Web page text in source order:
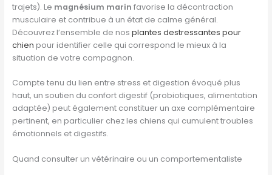
trajets). Le magnésium marin favorise la décontraction
musculaire et contribue à un état de calme général.
Découvrez l’ensemble de nos plantes destressantes pour
chien pour identifier celle qui correspond le mieux à la
situation de votre compagnon.
Compte tenu du lien entre stress et digestion évoqué plus
haut, un soutien du confort digestif (probiotiques, alimentation
adaptée) peut également constituer un axe complémentaire
pertinent, en particulier chez les chiens qui cumulent troubles
émotionnels et digestifs.
Quand consulter un vétérinaire ou un comportementaliste